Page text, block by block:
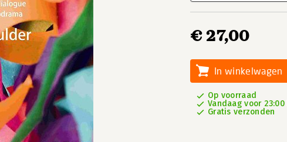
€ 27,00
In winkelwagen
Op voorraad
Vandaag voor
Gratis verzonden